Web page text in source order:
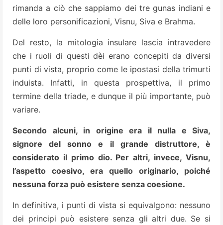
rimanda a ciò che sappiamo dei tre gunas indiani e
delle loro personificazioni, Visnu, Siva e Brahma.
Del resto, la mitologia insulare lascia intravedere
che i ruoli di questi dèi erano concepiti da diversi
punti di vista, proprio come le ipostasi della trimurti
induista. Infatti, in questa prospettiva, il primo
termine della triade, e dunque il più importante, può
variare.
Secondo alcuni, in origine era il nulla e Siva,
signore del sonno e il grande distruttore, è
considerato il primo dio. Per altri, invece, Visnu,
l’aspetto coesivo, era quello originario, poiché
nessuna forza può esistere senza coesione.
In definitiva, i punti di vista si equivalgono: nessuno
dei principi può esistere senza gli altri due. Se si